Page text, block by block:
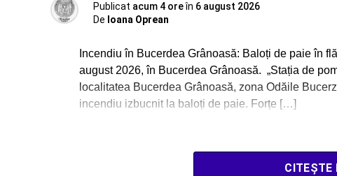
Publicat acum 4 oreîn 6 august 2026
De Ioana Oprean
Incendiu în Bucerdea Grânoasă: Baloți de paie în
august 2026, în Bucerdea Grânoasă. „Stația de
localitatea Bucerdea Grânoasă, zona Odăile
incendiu izbucnit la baloți de paie. Forțe […]
CITEȘTE